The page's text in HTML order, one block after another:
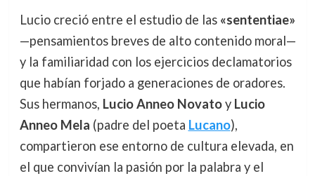
Lucio creció entre el estudio de las «sententiae»
—pensamientos breves de alto contenido moral—
y la familiaridad con los ejercicios declamatorios
que habían forjado a generaciones de oradores.
Sus hermanos, Lucio Anneo Novatoy Lucio
Anneo Mela (padre del poeta Lucano),
compartieron ese entorno de cultura elevada, en
el que convivían la pasión por la palabra y el